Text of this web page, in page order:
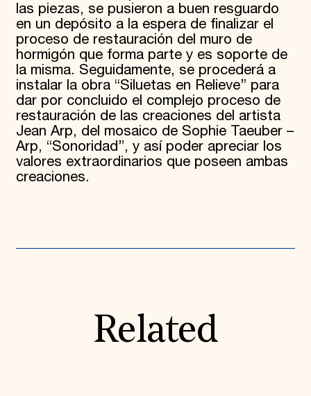
las piezas, se pusieron a buen resguardo
en un depósito a la espera de finalizar el
proceso de restauración del muro de
hormigón que forma parte y es soporte de
la misma. Seguidamente, se procederá a
instalar la obra “Siluetas en Relieve” para
dar por concluido el complejo proceso de
restauración de las creaciones del artista
Jean Arp, del mosaico de Sophie Taeuber –
Arp, “Sonoridad”, y así poder apreciar los
valores extraordinarios que poseen ambas
creaciones.
Related